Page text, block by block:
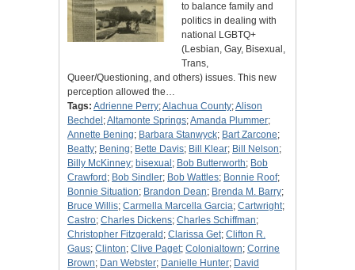
to balance family and
politics in dealing with
national LGBTQ+
(Lesbian, Gay, Bisexual,
Trans,
Queer/Questioning, and others) issues. This new
perception allowed the…
Tags: Adrienne Perry;Alachua County;Alison
Bechdel ;Altamonte Springs;Amanda Plummer;
Annette Bening; Barbara Stanwyck; Bart Zarcone;
Beatty; Bening; Bette Davis; Bill Klear; Bill Nelson;
Billy McKinney; bisexual ; Bob Butterworth; Bob
Crawford ; Bob Sindler; Bob Wattles; Bonnie Roof;
Bonnie Situation; Brandon Dean; Brenda M. Barry;
Bruce Willis; Carmella Marcella Garcia; Cartwright;
Castro; Charles Dickens; Charles Schiffman;
Christopher Fitzgerald ; Clarissa Get; Clifton R.
Gaus; Clinton; Clive Paget; Colonialtown; Corrine
Brown; Dan Webster; Danielle Hunter; David